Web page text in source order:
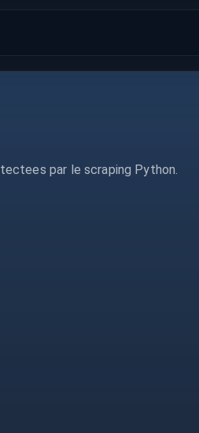
par le scraping Python.